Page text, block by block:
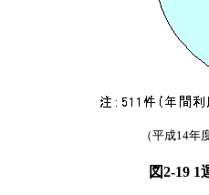
（平成14
図2-19